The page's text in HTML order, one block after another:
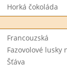
Horká čokoláda
Francouzská
Fazovolové lusky
Šťáva